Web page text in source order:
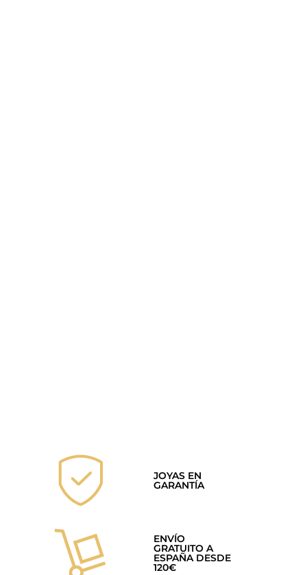
JOYAS EN
GARANTÍA
ENVÍO
GRATUITO A
ESPAÑA DESDE
120€